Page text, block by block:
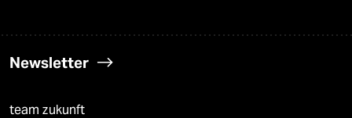
Newsletter
team zukunft